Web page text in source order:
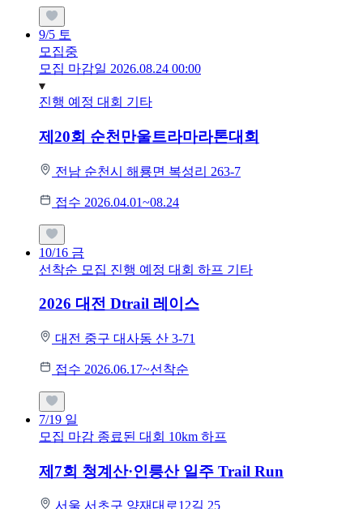
9/5 토
모집중
모집 마감일 2026.08.24 00:00
진행 예정 대회 기타
제20회 순천만울트라마라톤대회
전남 순천시 해룡면 복성리 263-7
접수 2026.04.01~08.24
10/16 금
선착순 모집 진행 예정 대회 하프 기타
2026 대전 Dtrail 레이스
대전 중구 대사동 산 3-71
접수 2026.06.17~선착순
7/19 일
모집 마감 종료된 대회 10km 하프
제7회 청계산·인릉산 일주 Trail Run
서울 서초구 양재대로12길 25